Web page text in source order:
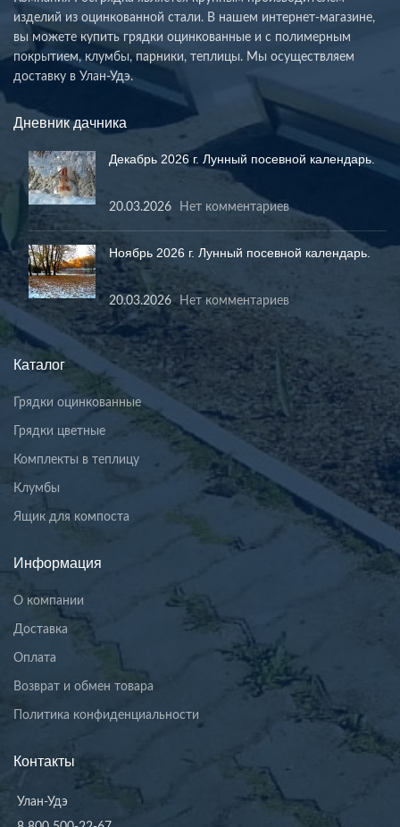
изделий из оцинкованной стали. В нашем интернет-магазине,
вы можете купить грядки оцинкованные и с полимерным
покрытием, клумбы, парники, теплицы. Мы осуществляем
доставку в Улан-Удэ.
Дневник дачника
Декабрь 2026 г. Лунный посевной календарь.
20.03.2026 Нет комментариев
Ноябрь 2026 г. Лунный посевной календарь.
20.03.2026 Нет комментариев
Каталог
Грядки оцинкованные
Грядки цветные
Комплекты в теплицу
Клумбы
Ящик для компоста
Информация
О компании
Доставка
Оплата
Возврат и обмен товара
Политика конфиденциальности
Контакты
Улан-Удэ